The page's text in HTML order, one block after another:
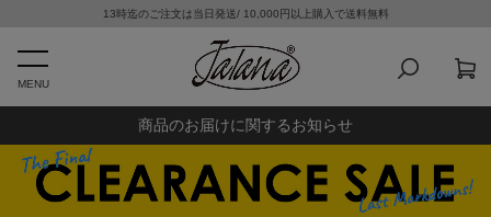
13時迄のご注文は当日発送/ 10,000円以上購入で送料無料
MENU
商品のお届けに関するお知らせ